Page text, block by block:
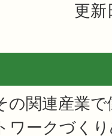
更新
の関連産業
ワークづく